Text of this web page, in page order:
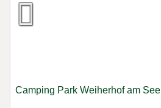
Camping Park Weiherhof am See